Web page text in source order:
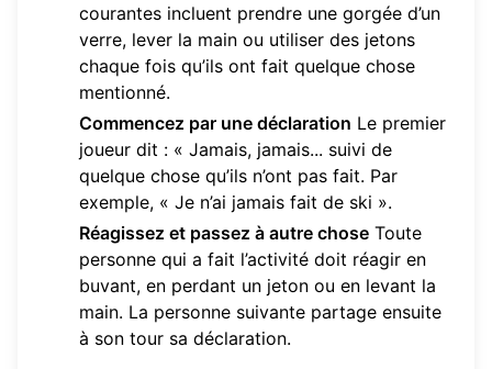
courantes incluent prendre une gorgée d’un
verre, lever la main ou utiliser des jetons
chaque fois qu’ils ont fait quelque chose
mentionné.
Commencez par une déclaration Le premier
joueur dit : « Jamais, jamais... suivi de
quelque chose qu’ils n’ont pas fait. Par
exemple, « Je n’ai jamais fait de ski ».
Réagissez et passez à autre chose Toute
personne qui a fait l’activité doit réagir en
buvant, en perdant un jeton ou en levant la
main. La personne suivante partage ensuite
à son tour sa déclaration.